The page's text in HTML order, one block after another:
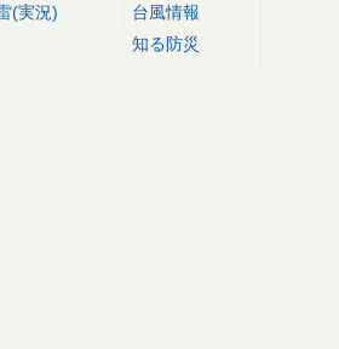
(実況)
台風情報
知る防災